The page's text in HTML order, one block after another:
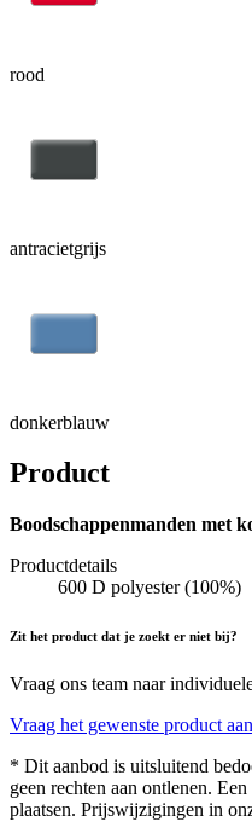
rood
antracietgrijs
donkerblauw
Product
Boodschappenmanden met
Productdetails
600 D polyester (100%)
Zit het product dat je zoekt er niet bij?
Vraag ons team naar
Vraag het gewenste product aan
* Dit aanbod is uitsluitend
geen rechten aan ontlenen.
plaatsen. Prijswijzigingen in